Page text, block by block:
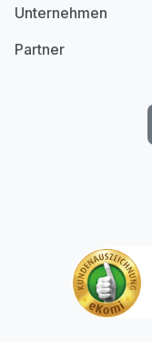
Unternehmen
Partner